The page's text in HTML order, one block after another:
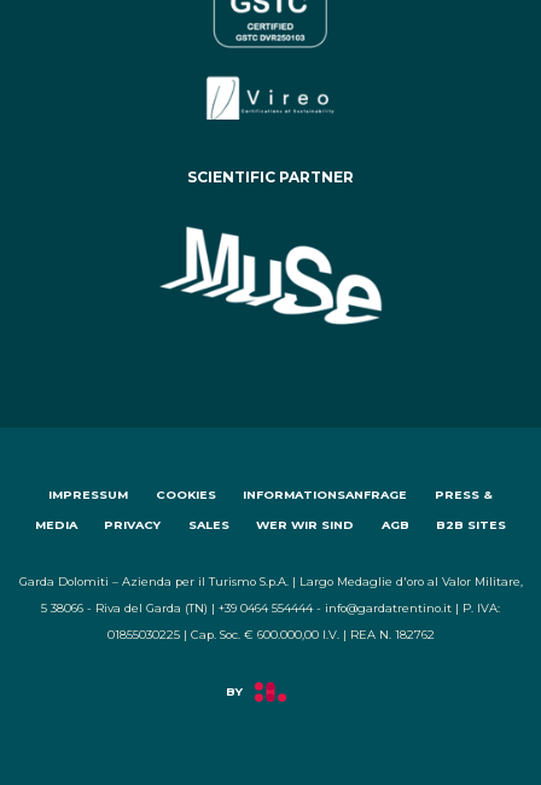
SCIENTIFIC PARTNER
IMPRESSUM COOKIES INFORMATIONSANFRAGE PRESS &
MEDIA PRIVACY SALES WER WIR SIND AGB B2B SITES
Garda Dolomiti – Azienda per il Turismo S.p.A. | Largo Medaglie d'oro al Valor Militare,
5 38066 - Riva del Garda (TN) | +39 0464 554444 - info@gardatrentino.it | P. IVA:
01855030225 | Cap. Soc. € 600.000,00 I.V. | REA N. 182762